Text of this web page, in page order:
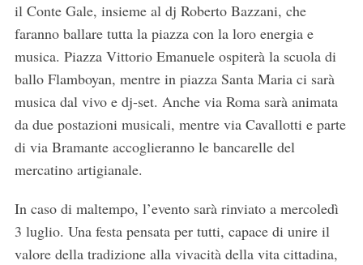
il Conte Gale, insieme al dj Roberto Bazzani, che
faranno ballare tutta la piazza con la loro energia e
musica. Piazza Vittorio Emanuele ospiterà la scuola di
ballo Flamboyan, mentre in piazza Santa Maria ci sarà
musica dal vivo e dj-set. Anche via Roma sarà animata
da due postazioni musicali, mentre via Cavallotti e parte
di via Bramante accoglieranno le bancarelle del
mercatino artigianale.
In caso di maltempo, l’evento sarà rinviato a mercoledì
3 luglio. Una festa pensata per tutti, capace di unire il
valore della tradizione alla vivacità della vita cittadina,
e
a
r
c
f
o
r